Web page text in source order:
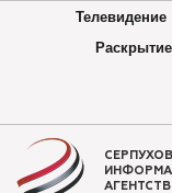
Телевидение